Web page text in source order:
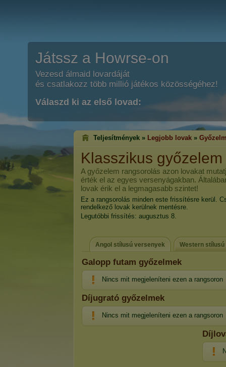
Játssz a Howrse-on
Vezesd álmaid lovardáját
és csatlakozz több millió játékos közösségéhez!
Válaszd ki az első lovad:
Teljesítmények » Legjobb lovak »
Klasszikus
A győzelem rangsorolás azon lovakat
érték el az egyes versenyágakban.
lovak érik el a legmagasabb szintet!
Ez a rangsorolás minden este frissítésre kerül.
rendelkező lovak kerülnek mentésre.
Legutóbbi frissítés: augusztus 8.
Angol stílusú versenyek Western
Galopp futam győzelmek
Nincs mit megjeleníteni ezen a rangsoron
Díjugrató győzelmek
Nincs mit megjeleníteni ezen a rangsoron